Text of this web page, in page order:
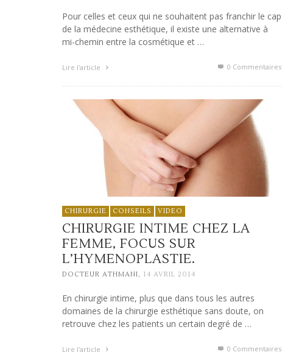
Pour celles et ceux qui ne souhaitent pas franchir le cap
de la médecine esthétique, il existe une alternative à
mi-chemin entre la cosmétique et …
Lire l'article 0 Commentaires
CHIRURGIE CONSEILS VIDEO
CHIRURGIE INTIME CHEZ LA
FEMME, FOCUS SUR
L’HYMENOPLASTIE.
DOCTEUR ATHMANI, 14 AVRIL 2014
En chirurgie intime, plus que dans tous les autres
domaines de la chirurgie esthétique sans doute, on
retrouve chez les patients un certain degré de …
Lire l'article 0 Commentaires